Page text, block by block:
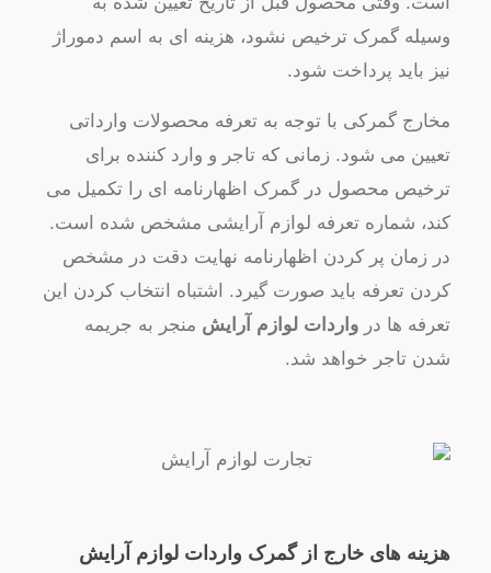
وسیله گمرک ترخیص نشود، هزینه ای به اسم دموراژ
نیز باید پرداخت شود.
مخارج گمرکی با توجه به تعرفه محصولات وارداتی
تعیین می شود. زمانی که تاجر و وارد کننده برای
ترخیص محصول در گمرک اظهارنامه ای را تکمیل می
کند، شماره تعرفه لوازم آرایشی مشخص شده است.
در زمان پر کردن اظهارنامه نهایت دقت در مشخص
کردن تعرفه باید صورت گیرد. اشتباه انتخاب کردن این
تعرفه ها درواردات لوازم آرایش منجر به جریمه
شدن تاجر خواهد شد.
هزینه های خارج از گمرک واردات لوازم آرایش